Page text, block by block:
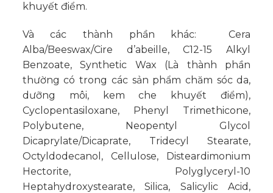
khuyết điểm.
Và các thành phần khác: Cera
Alba/Beeswax/Cire d’abeille, C12-15 Alkyl
Benzoate, Synthetic Wax (Là thành phần
thường có trong các sản phẩm chăm sóc da,
dưỡng môi, kem che khuyết điểm),
Cyclopentasiloxane, Phenyl Trimethicone,
Polybutene, Neopentyl Glycol
Dicaprylate/Dicaprate, Tridecyl Stearate,
Octyldodecanol, Cellulose, Disteardimonium
Hectorite, Polyglyceryl-10
Heptahydroxystearate, Silica, Salicylic Acid,